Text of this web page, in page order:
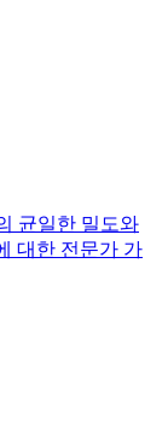
균일한 밀도와
대한 전문가 가